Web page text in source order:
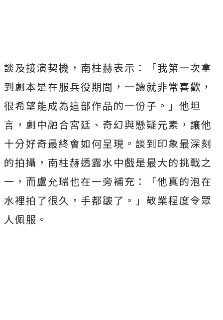
談及接演契機，南柱赫表示：「我第一次拿
到劇本是在服兵役期間，一讀就非常喜歡，
很希望能成為這部作品的一份子。」他坦
言，劇中融合宮廷、 奇幻與懸疑元素，讓他
十分好奇最終會如何呈現。 談到印象最深刻
的拍攝，南柱赫透露水中戲是最大的挑戰之
一， 而盧允瑞也在一旁補充：「他真的泡在
水裡拍了很久，手都皺了。」 敬業程度令眾
人佩服。